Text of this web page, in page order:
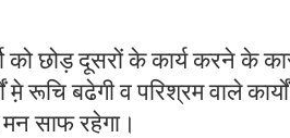
छोड़ दूसरों के कार्य करने के
रूचि बढेगी व परिश्रम वाले
साफ रहेगा।